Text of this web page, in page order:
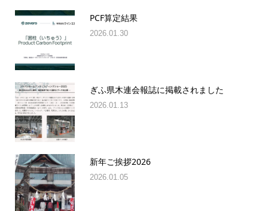
PCF算定結果
2026.01.30
ぎふ県木連会報誌に掲載されました
2026.01.13
新年ご挨拶2026
2026.01.05